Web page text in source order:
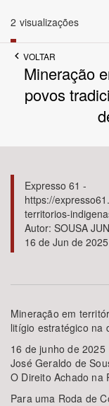
Povo Indígena
Bioma / Bacia
Tema
Subtema
Área de Levantamento
2 visualizações
VOLTAR
Mineração
povos
Expresso 61 -
https://
territorios-
Autor: SOUSA
16 de Jun de 2025
Mineração em
litígio estratégico na
16 de junho de 2025
José Geraldo de
O Direito Achado na
Para uma Roda de